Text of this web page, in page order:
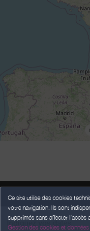
Ce site utilise des cookies
votre navigation. Ils sont
supprimés sans affecter l’accès
Gestion des cookies et
Mentions
Propulsé par weebnb ,
Indiquez vos dates